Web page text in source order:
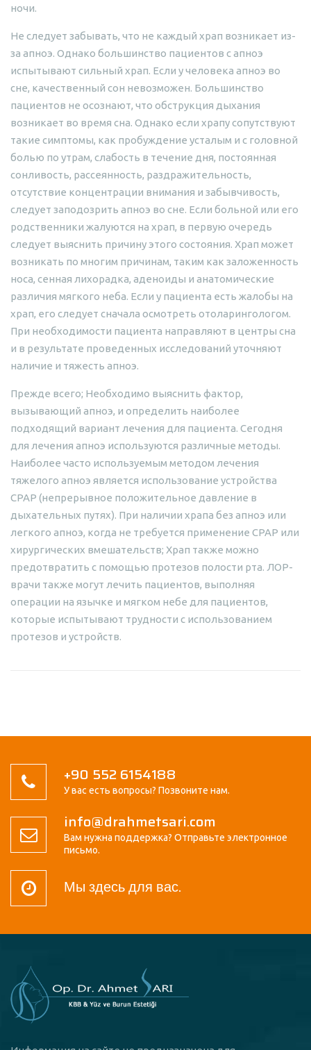
ночи.
Не следует забывать, что не каждый храп возникает из-
за апноэ. Однако большинство пациентов с апноэ
испытывают сильный храп. Если у человека апноэ во
сне, качественный сон невозможен. Большинство
пациентов не осознают, что обструкция дыхания
возникает во время сна. Однако если храпу сопутствуют
такие симптомы, как пробуждение усталым и с головной
болью по утрам, слабость в течение дня, постоянная
сонливость, рассеянность, раздражительность,
отсутствие концентрации внимания и забывчивость,
следует заподозрить апноэ во сне. Если больной или его
родственники жалуются на храп, в первую очередь
следует выяснить причину этого состояния. Храп может
возникать по многим причинам, таким как заложенность
носа, сенная лихорадка, аденоиды и анатомические
различия мягкого неба. Если у пациента есть жалобы на
храп, его следует сначала осмотреть отоларингологом.
При необходимости пациента направляют в центры сна
и в результате проведенных исследований уточняют
наличие и тяжесть апноэ.
Прежде всего; Необходимо выяснить фактор,
вызывающий апноэ, и определить наиболее
подходящий вариант лечения для пациента. Сегодня
для лечения апноэ используются различные методы.
Наиболее часто используемым методом лечения
тяжелого апноэ является использование устройства
CPAP (непрерывное положительное давление в
дыхательных путях). При наличии храпа без апноэ или
легкого апноэ, когда не требуется применение CPAP или
хирургических вмешательств; Храп также можно
предотвратить с помощью протезов полости рта. ЛОР-
врачи также могут лечить пациентов, выполняя
операции на язычке и мягком небе для пациентов,
которые испытывают трудности с использованием
протезов и устройств.
+90 552 6154188
У вас есть вопросы? Позвоните нам.
info@drahmetsari.com
Вам нужна поддержка? Отправьте электронное
письмо.
Мы здесь для вас.